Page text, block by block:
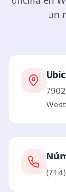
Nosotros
Contacto
un